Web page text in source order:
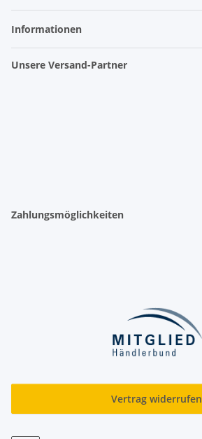
Informationen
Unsere Versand-Partner
Zahlungsmöglichkeiten
Vertrag widerrufen